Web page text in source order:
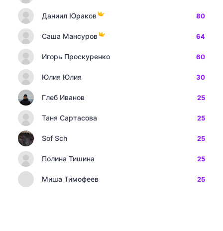
Даниил Юраков 80
Саша Мансуров 64
Игорь Проскуренко 60
Юлия Юлия 30
Глеб Иванов 25
Таня Сартасова 25
Sof Sch 25
Полина Тишина 25
Миша Тимофеев 25